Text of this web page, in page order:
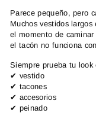
Parece pequeño, pero
Muchosvestidos largos
el momento de
el tacón no funciona
Siempre prueba tu
✔ vestido
✔ tacones
✔ accesorios
✔ peinado